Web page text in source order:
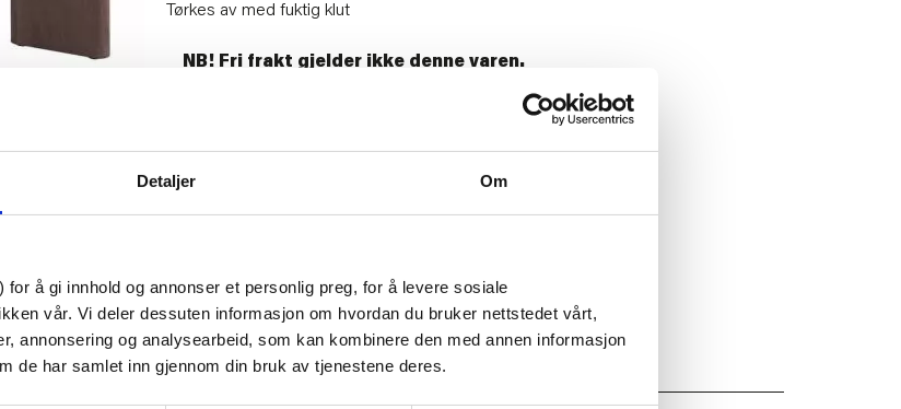
Detaljer Om
å gi innhold og annonser et personlig preg, for å levere sosiale
vår. Vi deler dessuten informasjon om hvordan du bruker nettstedet vårt,
annonsering og analysearbeid, som kan kombinere den med annen informasjon
de har samlet inn gjennom din bruk av tjenestene deres.
Tørkes av med fuktig klut
NB! Fri frakt gjelder ikke denne varen.
Bredde:
75 cm
Diameter:
Last ned bilde